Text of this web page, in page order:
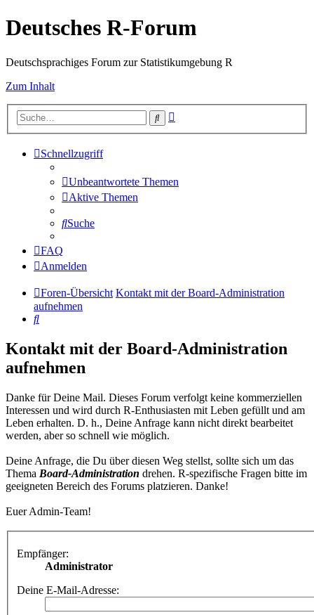
Deutsches R-Forum
Deutschsprachiges Forum zur Statistikumgebung R
Zum Inhalt
Suche
Schnellzugriff
Unbeantwortete Themen
Aktive Themen
Suche
FAQ
Anmelden
Foren-Übersicht Kontakt mit der Board-Administration
aufnehmen
Suche
Kontakt mit der Board-Administration
aufnehmen
Danke für Deine Mail. Dieses Forum verfolgt keine kommerziellen
Interessen und wird durch R-Enthusiasten mit Leben gefüllt und am
Leben erhalten. D. h., Deine Anfrage kann nicht direkt bearbeitet
werden, aber so schnell wie möglich.
Deine Anfrage, die Du über diesen Weg stellst, sollte sich um das
Thema Board-Administration drehen. R-spezifische Fragen bitte im
geeigneten Bereich des Forums platzieren. Danke!
Euer Admin-Team!
Empfänger:
Administrator
Deine E-Mail-Adresse: